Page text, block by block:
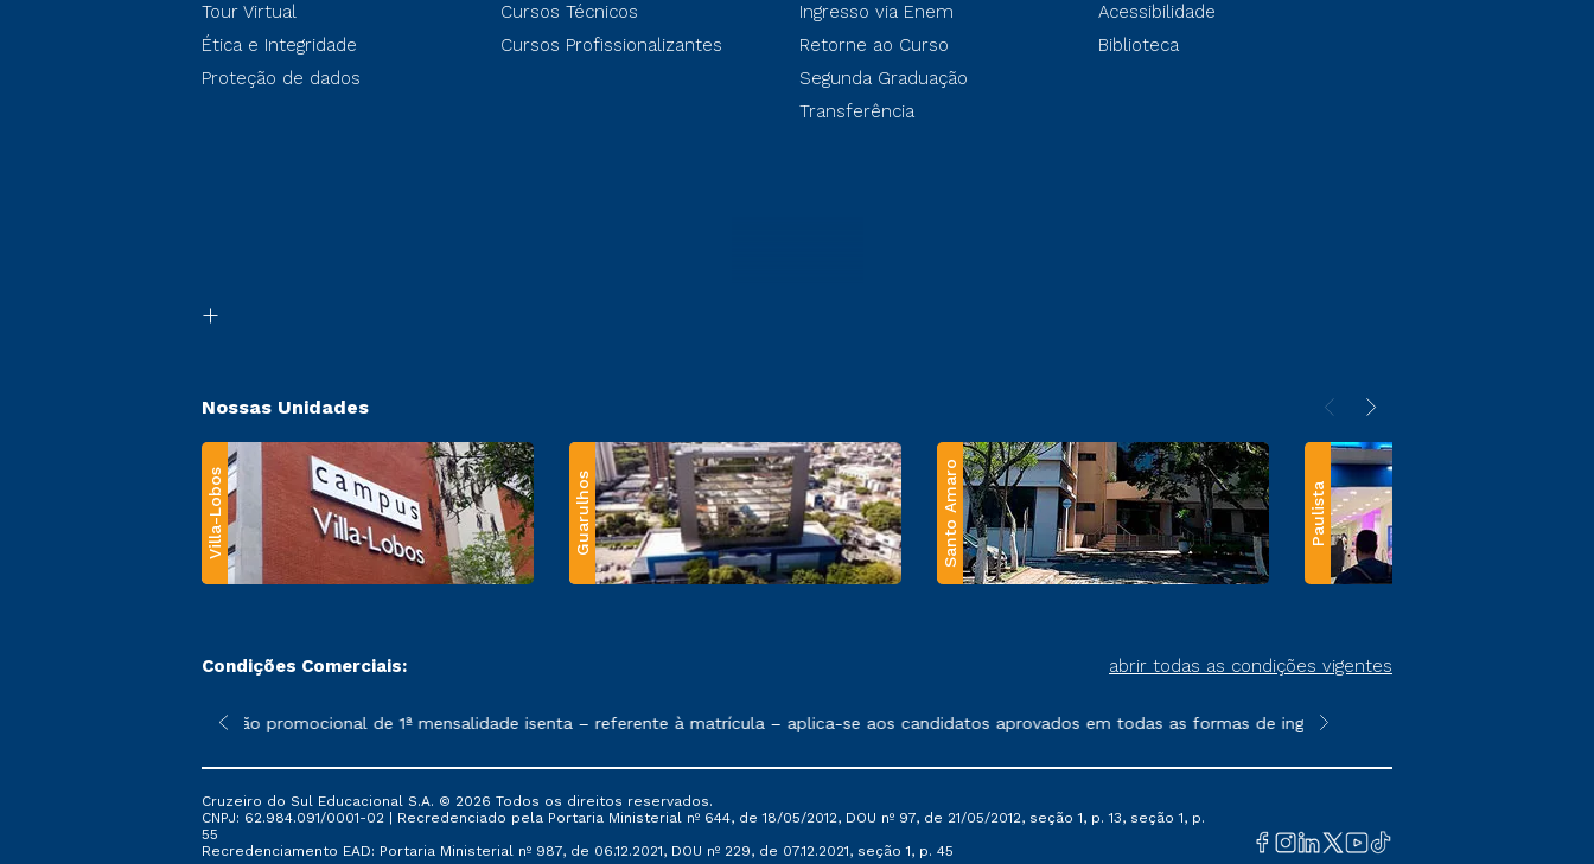
Tour Virtual
Ética e Integridade
Proteção de dados
Cursos Técnicos
Cursos Profissionalizantes
Ingresso via Enem
Retorne ao Curso
Segunda Graduação
Transferência
Acessibilidade
Biblioteca
Nossas Unidades
Villa-Lobos Guarulhos Santo Amaro Paulista
Condições Comerciais: abrir todas as condições vigentes
sofrer alterações nos períodos de rematrícula conforme exposto no contrato de prestação de serviços.
*A condição promocional de 1ª mensalidade isenta – referente à matrícula – aplica-se aos candidatos aprovados em todas as formas de ingresso, exceto na prova on-line
**Semipresencial e EAD são
Cruzeiro do Sul Educacional S.A. © 2026 Todos os direitos reservados.
CNPJ: 62.984.091/0001-02 | Recredenciado pela Portaria Ministerial nº 644, de 18/05/2012, DOU nº 97, de 21/05/2012, seção 1, p. 13, seção 1, p.
55
Recredenciamento EAD: Portaria Ministerial nº 987, de 06.12.2021, DOU nº 229, de 07.12.2021, seção 1, p. 45